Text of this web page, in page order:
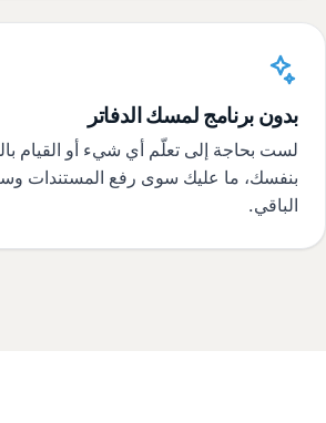
بدون برنامج لمسك الدفاتر
لست بحاجة إلى تعلّم أي شيء أو القيام
بنفسك، ما عليك سوى رفع المستندات
الباقي.